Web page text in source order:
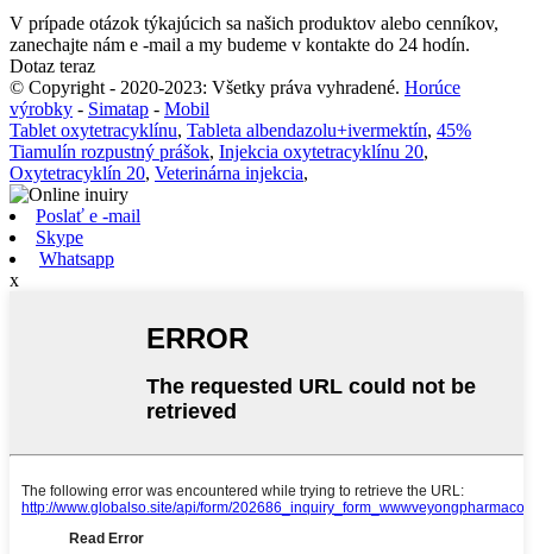
V prípade otázok týkajúcich sa našich produktov alebo cenníkov,
zanechajte nám e -mail a my budeme v kontakte do 24 hodín.
Dotaz teraz
© Copyright - 2020-2023: Všetky práva vyhradené. Horúce
výrobky - Simatap - Mobil
Tablet oxytetracyklínu, Tableta albendazolu+ivermektín, 45%
Tiamulín rozpustný prášok, Injekcia oxytetracyklínu 20,
Oxytetracyklín 20, Veterinárna injekcia,
Poslať e -mail
Skype
Whatsapp
x